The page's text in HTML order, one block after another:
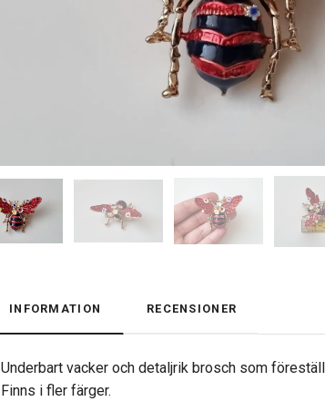
INFORMATION RECENSIONER
Underbart vacker och detaljrik brosch som
Finns i fler färger.